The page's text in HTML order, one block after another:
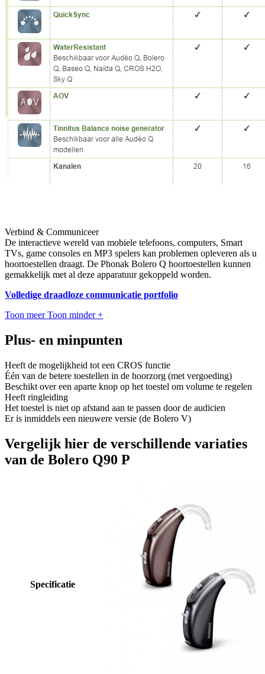
Verbind & Communiceer
De interactieve wereld van mobiele telefoons, computers, Smart
TVs, game consoles en MP3 spelers kan problemen opleveren als u
hoortoestellen draagt. De Phonak Bolero Q hoortoestellen kunnen
gemakkelijk met al deze apparatuur gekoppeld worden.
Volledige draadloze communicatie portfolio
Toon meer Toon minder +
Plus- en minpunten
Heeft de mogelijkheid tot een CROS functie
Één van de betere toestellen in de hoorzorg (met vergoeding)
Beschikt over een aparte knop op het toestel om volume te regelen
Heeft ringleiding
Het toestel is niet op afstand aan te passen door de audicien
Er is inmiddels een nieuwere versie (de Bolero V)
Vergelijk hier de verschillende variaties
van de Bolero Q90 P
Specificatie